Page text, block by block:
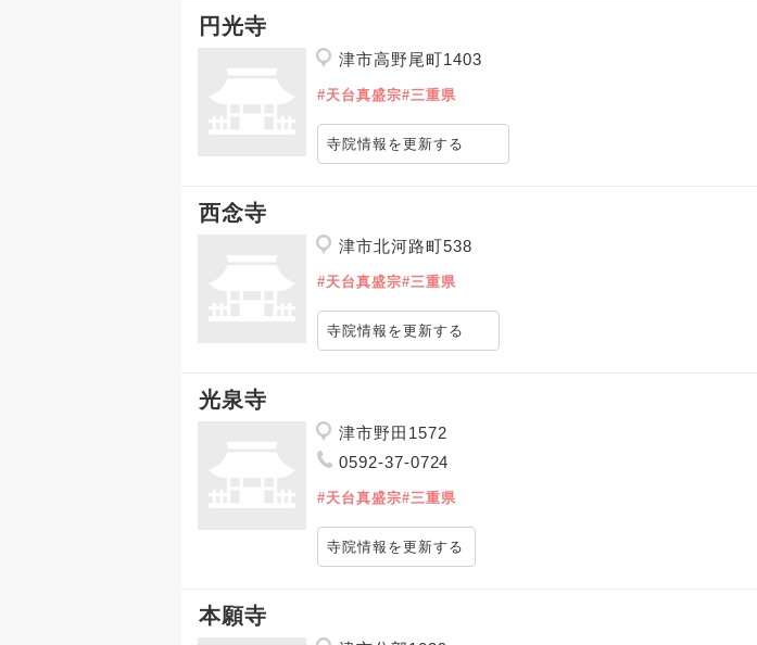
円光寺
津市高野尾町1403
#天台真盛宗#三重県
寺院情報を更新する
西念寺
津市北河路町538
#天台真盛宗#三重県
寺院情報を更新する
光泉寺
津市野田1572
0592-37-0724
#天台真盛宗#三重県
寺院情報を更新する
本願寺